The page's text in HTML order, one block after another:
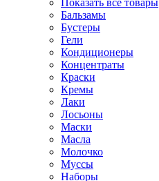
Показать все товары
Бальзамы
Бустеры
Гели
Кондиционеры
Концентраты
Краски
Кремы
Лаки
Лосьоны
Маски
Масла
Молочко
Муссы
Наборы